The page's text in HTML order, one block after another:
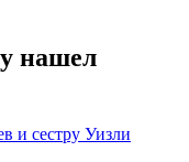
нашел
и сестру Уизли